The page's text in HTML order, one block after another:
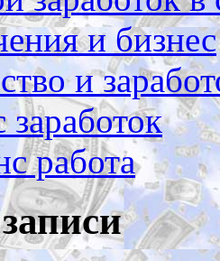
и бизнес
и
работа